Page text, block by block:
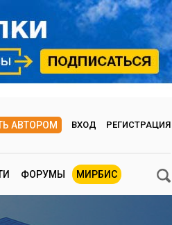
АВТОРОМ ВХОД РЕГИСТРАЦИЯ
ФОРУМЫ МИРБИС